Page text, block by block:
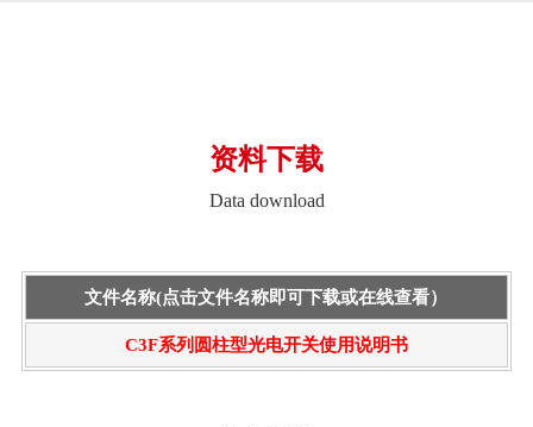
资料下载
Data download
文件名称(点击文件名称即可下载或在线查看）
C3F系列圆柱型光电开关使用说明书